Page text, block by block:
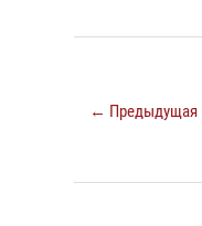
← Предыдущая